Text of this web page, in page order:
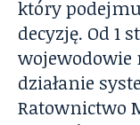
który
decyzję. Od 1
wojewodowie
działanie
Ratownictwo